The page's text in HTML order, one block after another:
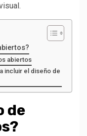
abiertos
incluir el diseño de
de